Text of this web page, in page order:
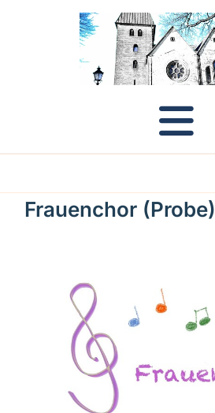
Frauenchor (Probe)